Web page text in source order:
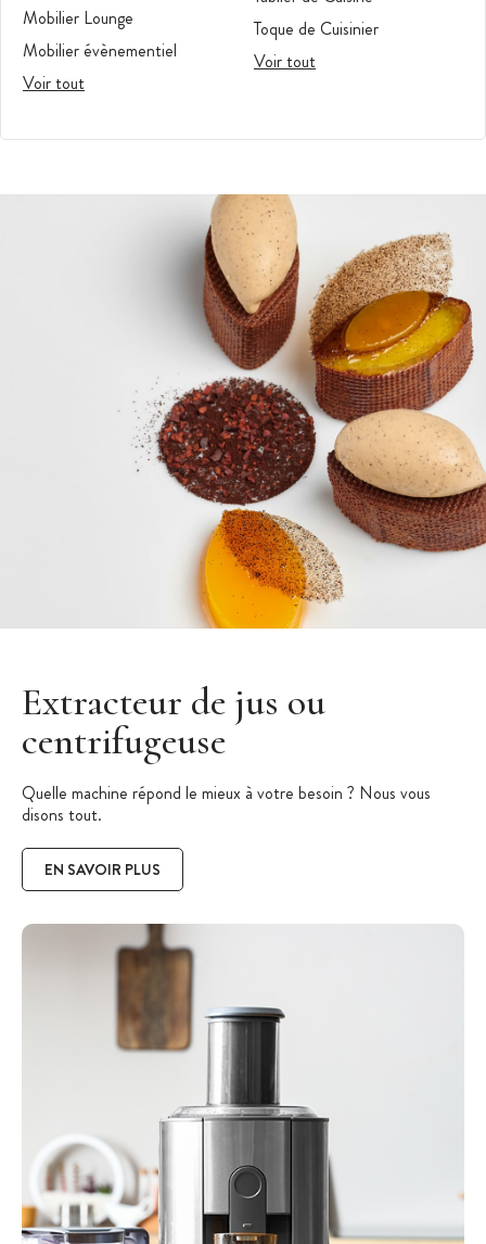
Mobilier Lounge
Mobilier évènementiel
Voir tout
Toque de Cuisinier
Voir tout
Découvrez notre recette de profiteroles revisitées en
collaboration avec le Chef Paul Pipard, lauréat du Prix du
Meilleur Dessert.
JE DÉCOUVRE LA RECETTE DES PROFITEROLES
Extracteur de jus ou
centrifugeuse
Quelle machine répond le mieux à votre besoin ? Nous vous
disons tout.
EN SAVOIR PLUS